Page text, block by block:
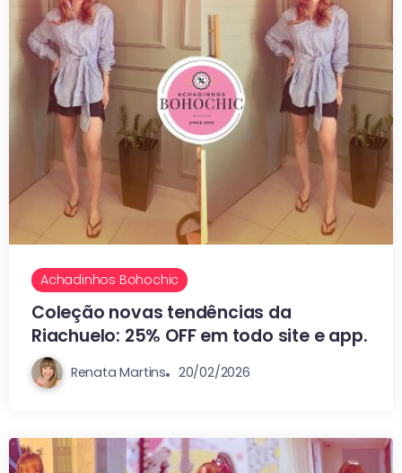
Achadinhos Bohochic
Coleção novas tendências da
Riachuelo: 25% OFF em todo site e app.
Renata Martins 20/02/2026